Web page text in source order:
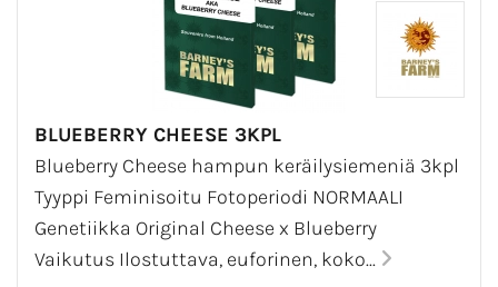
BLUEBERRY CHEESE 3KPL
Blueberry Cheese hampun keräilysiemeniä 3kpl
Tyyppi Feminisoitu Fotoperiodi NORMAALI
Genetiikka Original Cheese x Blueberry
Vaikutus Ilostuttava, euforinen, koko...